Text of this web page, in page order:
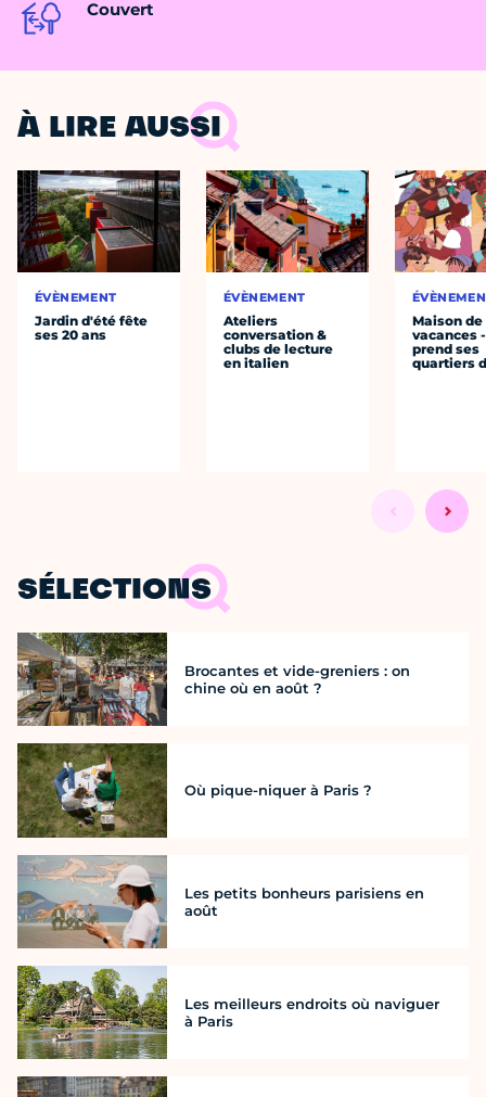
Couvert
À LIRE AUSSI
ÉVÈNEMENT
Jardin d'été fête
ses 20 ans
ÉVÈNEMENT
Ateliers
conversation &
clubs de lecture
en italien
Maison de
vacances
prend ses
quartiers
SÉLECTIONS
Brocantes et vide-greniers : on
chine où en août ?
Où pique-niquer à Paris ?
Les petits bonheurs parisiens en
août
Les meilleurs endroits où naviguer
à Paris